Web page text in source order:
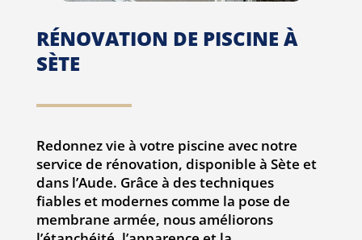
RÉNOVATION DE PISCINE À
SÈTE
Redonnez vie à votre piscine avec notre
service de rénovation, disponible à Sète et
dans l’Aude. Grâce à des techniques
fiables et modernes comme la pose de
membrane armée, nous améliorons